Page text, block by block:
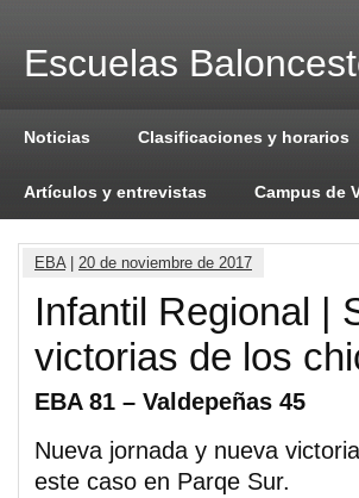
Escuelas
Noticias Clasificaciones y horarios
Artículos y entrevistas Campus de
EBA| 20 de noviembre de 2017
Infantil Regional |
victorias de los
EBA 81 – Valdepeñas 45
Nueva jornada y nueva
este caso en Parqe Sur.